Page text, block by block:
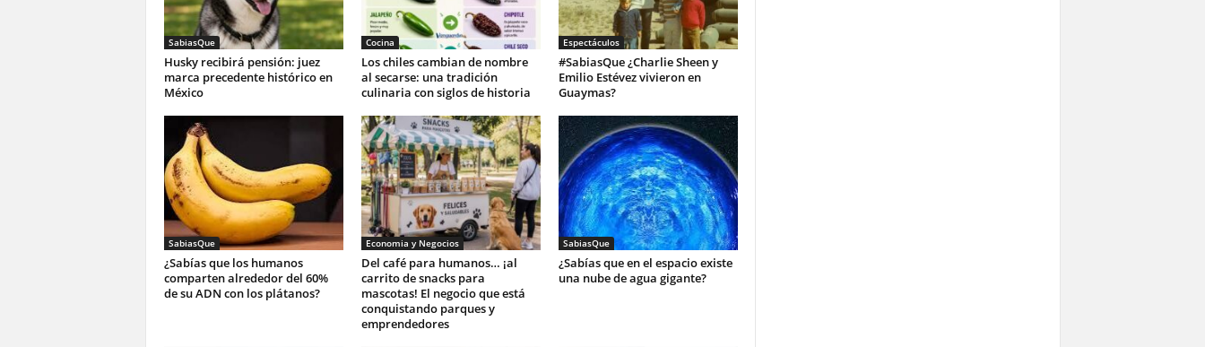
SabiasQue
Husky recibirá pensión: juez
marca precedente histórico en
México
Cocina
Los chiles cambian de nombre
al secarse: una tradición
culinaria con siglos de historia
Espectáculos
#SabiasQue ¿Charlie Sheen y
Emilio Estévez vivieron en
Guaymas?
SabiasQue
¿Sabías que los humanos
comparten alrededor del 60%
de su ADN con los plátanos?
Economia y Negocios
Del café para humanos… ¡al
carrito de snacks para
mascotas! El negocio que está
conquistando parques y
emprendedores
SabiasQue
¿Sabías que en el espacio existe
una nube de agua gigante?